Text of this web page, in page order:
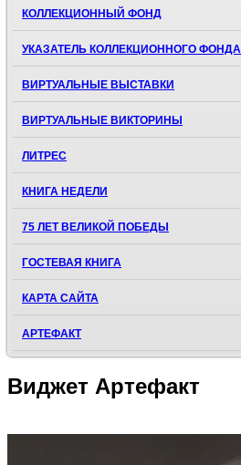
КОЛЛЕКЦИОННЫЙ ФОНД
УКАЗАТЕЛЬ КОЛЛЕКЦИОННОГО ФОНДА
ВИРТУАЛЬНЫЕ ВЫСТАВКИ
ВИРТУАЛЬНЫЕ ВИКТОРИНЫ
ЛИТРЕС
КНИГА НЕДЕЛИ
75 ЛЕТ ВЕЛИКОЙ ПОБЕДЫ
ГОСТЕВАЯ КНИГА
КАРТА САЙТА
АРТЕФАКТ
Виджет Артефакт